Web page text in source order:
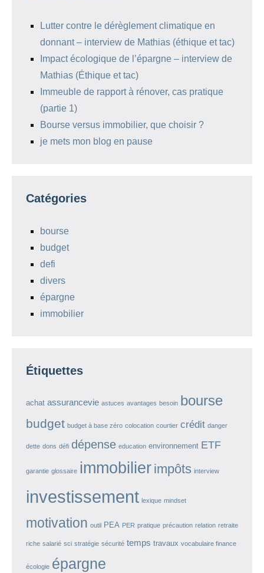
Lutter contre le dérèglement climatique en
donnant – interview de Mathias (éthique et tac)
Impact écologique de l’épargne – interview de
Mathias (Éthique et tac)
Immeuble de rapport à rénover, cas pratique
(partie 1)
Bourse versus immobilier, que choisir ?
je mets mon blog en pause
Catégories
bourse
budget
defi
divers
épargne
immobilier
Étiquettes
achat assurancevie astuces avantages besoin bourse
budget budget à base zéro colocation courtier crédit danger
dette dons défi dépense education environnement ETF
garantie glossaire immobilier impôts interview
investissement lexique mindset
motivation outil PEA PER pratique précaution relation retraite
riche salarié sci stratégie sécurité temps travaux vocabulaire finance
écologie épargne